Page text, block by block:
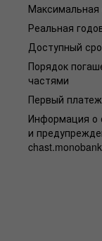
Максимальная
Реальная
Доступный
Порядок
частями
Первый
Информация о
и